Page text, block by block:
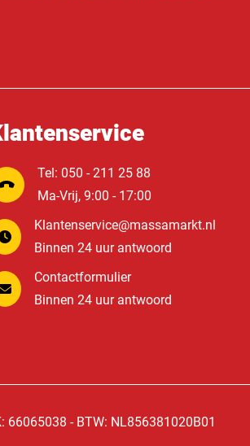
Tel: 050 - 211 25 88
Ma-Vrij, 9:00 - 17:00
Klantenservice@massamarkt.nl
Binnen 24 uur antwoord
Contactformulier
Binnen 24 uur antwoord
- BTW: NL856381020B01